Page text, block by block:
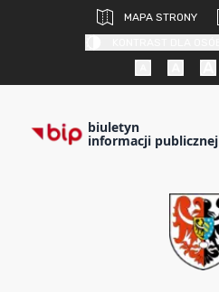
MAPA STRONY
biuletyn
informacji publicznej